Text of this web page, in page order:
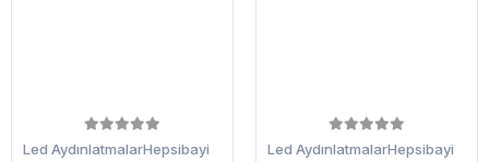
Led AydınlatmalarHepsibayi Led AydınlatmalarHepsibayi